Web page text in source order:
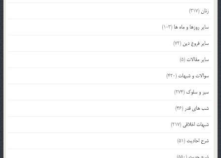
زنان(317)
سایر روزها و ماه ها (103)
سایر فروع دین (72)
سایر مقالات (5)
سوالات و شبهات (420)
سیر و سلوک (274)
شب های قدر (46)
شبهات اخلاقی (217)
شرح احادیث (51)